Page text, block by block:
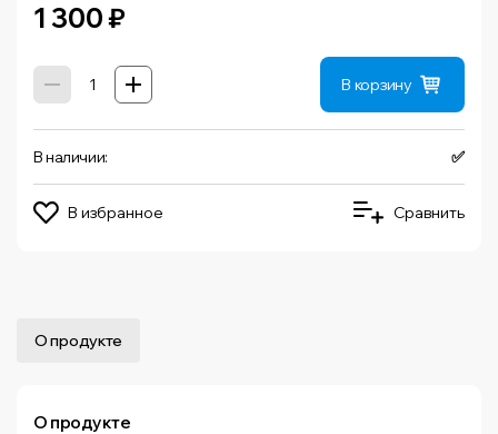
1 300₽
В корзину
В наличии: ✅
В избранное Сравнить
О продукте
О продукте